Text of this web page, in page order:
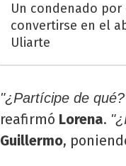
Un condenado
convertirse en el
Uliarte
"¿Partícipe de
reafirmó Lorena.
Guillermo,